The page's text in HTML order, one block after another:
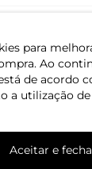
para
Ao
de acordo
a utilização
Aceitar e
79.233.672/